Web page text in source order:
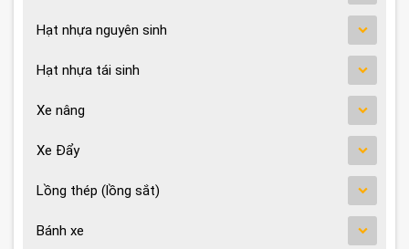
Hạt nhựa nguyên sinh
Hạt nhựa tái sinh
Xe nâng
Xe Đẩy
Lồng thép (lồng sắt)
Bánh xe